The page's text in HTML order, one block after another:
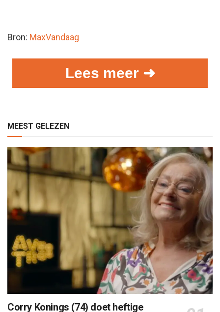
Bron: MaxVandaag
Lees meer ➜
MEEST GELEZEN
Corry Konings (74) doet heftige